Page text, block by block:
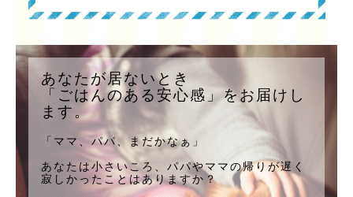
あなたが居ないとき
「ごはんのある安心感」をお届けし
ます。
「ママ、パパ、まだかなぁ」
あなたは小さいころ、パパやママの帰りが遅く
寂しかったことはありますか？